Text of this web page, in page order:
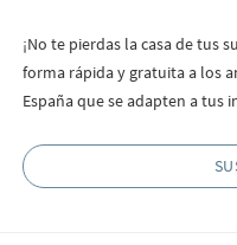
¡No te pierdas la casa de tus
forma rápida y gratuita a los
España que se adapten a tus